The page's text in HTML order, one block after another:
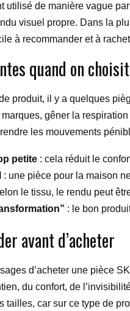
utilisé de manière vague
visuel propre. Dans la
à recommander et à
quand on
produit, il y a quelques
gêner la
les mouvements
petite : cela réduit le
: une pièce pour la maison
le tissu, le rendu peut
: le bon
avant d’acheter
d’acheter une pièce
du confort, de
tailles, car sur ce type de